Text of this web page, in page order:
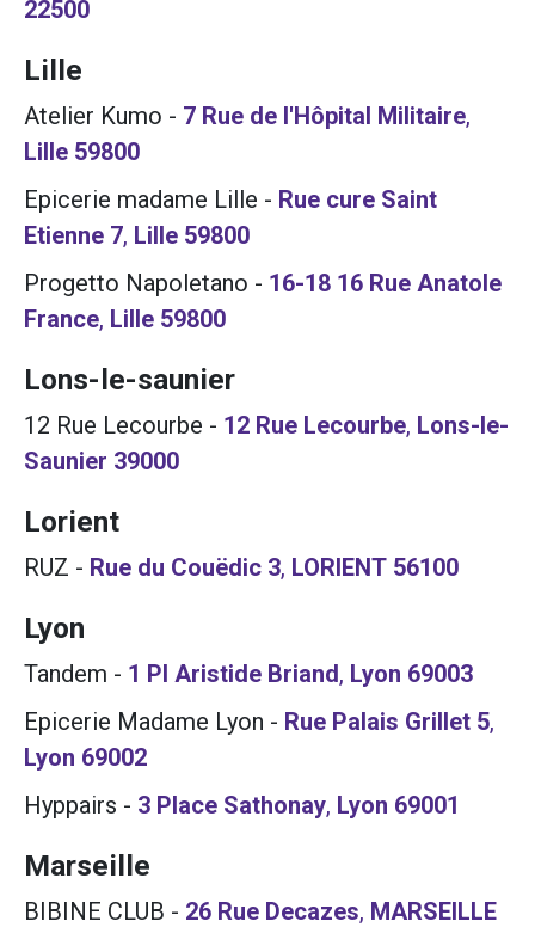
22500
Lille
Atelier Kumo - 7 Rue de l'Hôpital Militaire,
Lille 59800
Epicerie madame Lille - Rue cure Saint
Etienne 7, Lille 59800
Progetto Napoletano - 16-18 16 Rue Anatole
France, Lille 59800
Lons-le-saunier
12 Rue Lecourbe - 12 Rue Lecourbe, Lons-le-
Saunier 39000
Lorient
RUZ - Rue du Couëdic 3, LORIENT 56100
Lyon
Tandem - 1 Pl Aristide Briand, Lyon 69003
Epicerie Madame Lyon - Rue Palais Grillet 5,
Lyon 69002
Hyppairs - 3 Place Sathonay, Lyon 69001
Marseille
BIBINE CLUB - 26 Rue Decazes, MARSEILLE